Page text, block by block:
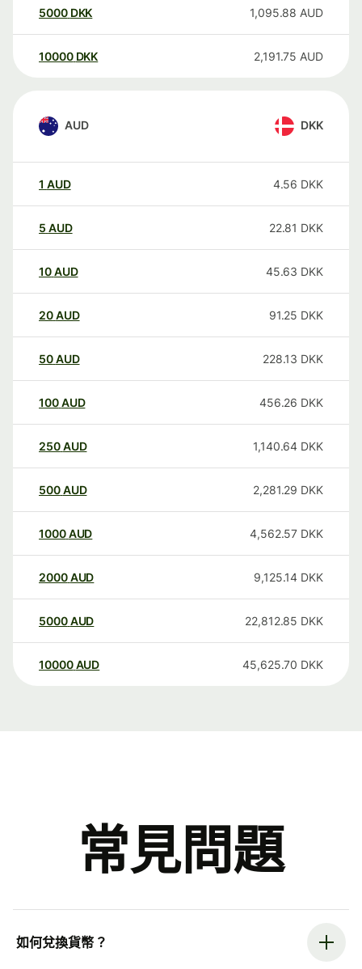
5000 DKK 1,095.88 AUD
10000 DKK 2,191.75 AUD
AUD DKK
1 AUD 4.56 DKK
5 AUD 22.81 DKK
10AUD 45.63 DKK
20AUD 91.25 DKK
50AUD 228.13 DKK
100AUD 456.26 DKK
250AUD 1,140.64 DKK
500AUD 2,281.29 DKK
1000AUD 4,562.57 DKK
2000AUD 9,125.14 DKK
5000AUD 22,812.85 DKK
10000 AUD 45,625.70 DKK
常見問題
如何兌換貨幣？